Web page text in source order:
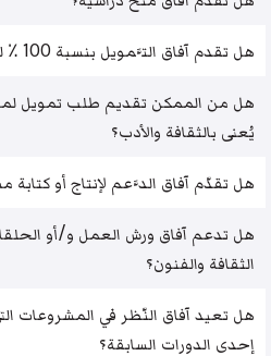
هل تقدم آفاق التَّمويل بنسبة 100 ٪ للمشاريع؟
هل من الممكن تقديم طلب تمويل
يُعنى بالثقافة والأدب؟
هل تقدّم آفاق الدَّعم لإنتاج أو كتابة
هل تدعم آفاق ورش العمل و/أو
الثقافة والفنون؟
هل تعيد آفاق النّظر في المشروعات
إحدى الدورات السابقة؟